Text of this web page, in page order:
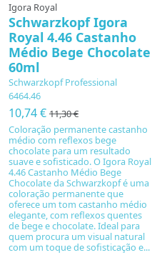
Igora Royal
Schwarzkopf Igora
Royal 4.46 Castanho
Médio Bege Chocolate
60ml
Schwarzkopf Professional
6464.46
10,74 € 11,30 €
Coloração permanente castanho
médio com reflexos bege
chocolate para um resultado
suave e sofisticado. O Igora Royal
4.46 Castanho Médio Bege
Chocolate da Schwarzkopf é uma
coloração permanente que
oferece um tom castanho médio
elegante, com reflexos quentes
de bege e chocolate. Ideal para
quem procura um visual natural
com um toque de sofisticação e...